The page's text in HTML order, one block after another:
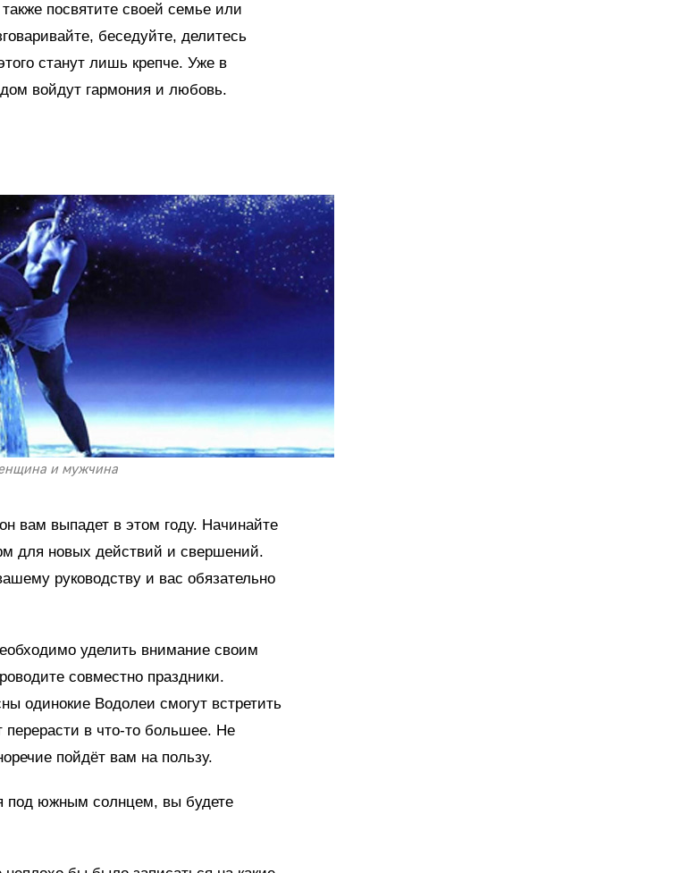
посвятите своей семье или
беседуйте, делитесь
станут лишь крепче. Уже в
войдут гармония и любовь.
и мужчина
вам выпадет в этом году. Начинайте
для новых действий и свершений.
руководству и вас обязательно
уделить внимание своим
совместно праздники.
одинокие Водолеи смогут встретить
в что-то большее. Не
пойдёт вам на пользу.
под южным солнцем, вы будете